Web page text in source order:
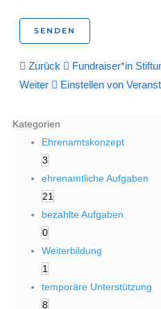
Kategorien
Ehrenamtskonzept
3
ehrenamtliche Aufgaben
21
bezahlte Aufgaben
0
Weiterbildung
1
temporäre Unterstützung
8
Zurück
Fundraiser*in
Weiter
Einstellen von